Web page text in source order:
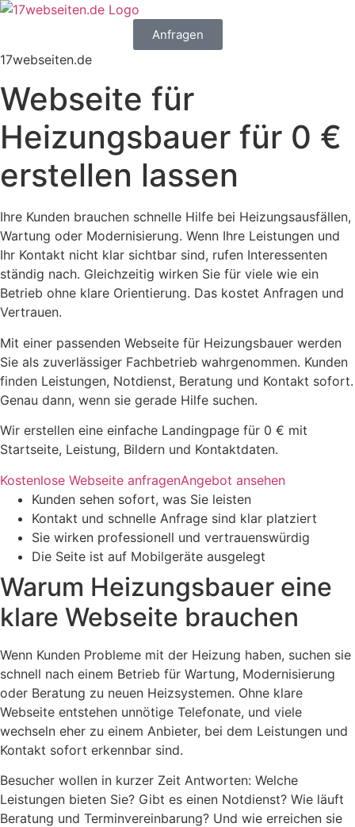
Anfragen
17webseiten.de
Webseite für
Heizungsbauer für 0 €
erstellen lassen
Ihre Kunden brauchen schnelle Hilfe bei Heizungsausfällen,
Wartung oder Modernisierung. Wenn Ihre Leistungen und
Ihr Kontakt nicht klar sichtbar sind, rufen Interessenten
ständig nach. Gleichzeitig wirken Sie für viele wie ein
Betrieb ohne klare Orientierung. Das kostet Anfragen und
Vertrauen.
Mit einer passenden Webseite für Heizungsbauer werden
Sie als zuverlässiger Fachbetrieb wahrgenommen. Kunden
finden Leistungen, Notdienst, Beratung und Kontakt sofort.
Genau dann, wenn sie gerade Hilfe suchen.
Wir erstellen eine einfache Landingpage für 0 € mit
Startseite, Leistung, Bildern und Kontaktdaten.
Kostenlose Webseite anfragenAngebot ansehen
Kunden sehen sofort, was Sie leisten
Kontakt und schnelle Anfrage sind klar platziert
Sie wirken professionell und vertrauenswürdig
Die Seite ist auf Mobilgeräte ausgelegt
Warum Heizungsbauer eine
klare Webseite brauchen
Wenn Kunden Probleme mit der Heizung haben, suchen sie
schnell nach einem Betrieb für Wartung, Modernisierung
oder Beratung zu neuen Heizsystemen. Ohne klare
Webseite entstehen unnötige Telefonate, und viele
wechseln eher zu einem Anbieter, bei dem Leistungen und
Kontakt sofort erkennbar sind.
Besucher wollen in kurzer Zeit Antworten: Welche
Leistungen bieten Sie? Gibt es einen Notdienst? Wie läuft
Beratung und Terminvereinbarung? Und wie erreichen sie